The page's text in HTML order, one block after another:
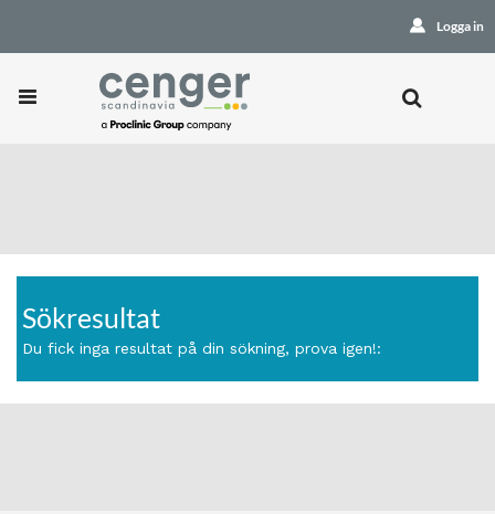
Logga in
Sökresultat
Du fick inga resultat på din sökning, prova igen!: